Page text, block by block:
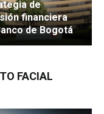
de
financiera
de Bogotá
FACIAL